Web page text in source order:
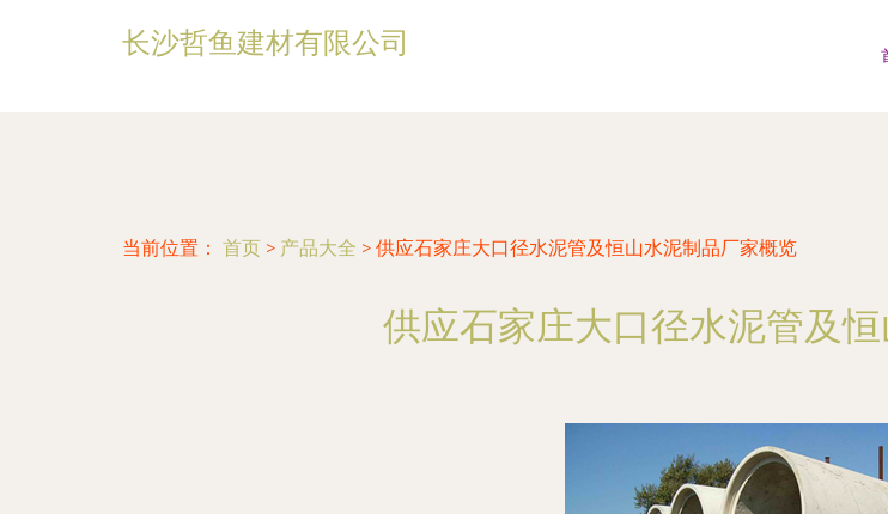
长沙哲鱼建材有限公司
当前位置： 首页 > 产品大全 > 供应石家庄大口径水泥管及恒山水泥制品厂家概览
供应石家庄大口径水泥管及